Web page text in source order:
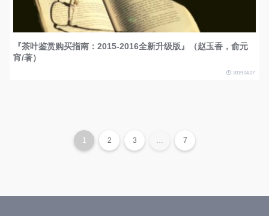
『茶叶鉴赏购买指南：2015-2016全新升级版』（赵玉香，俞元
宵/著）
2019.04.07
1 2 3 … 7